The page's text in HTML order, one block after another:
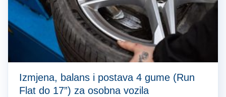
Izmjena, balans i postava 4 gume (Run
Flat do 17”) za osobna vozila